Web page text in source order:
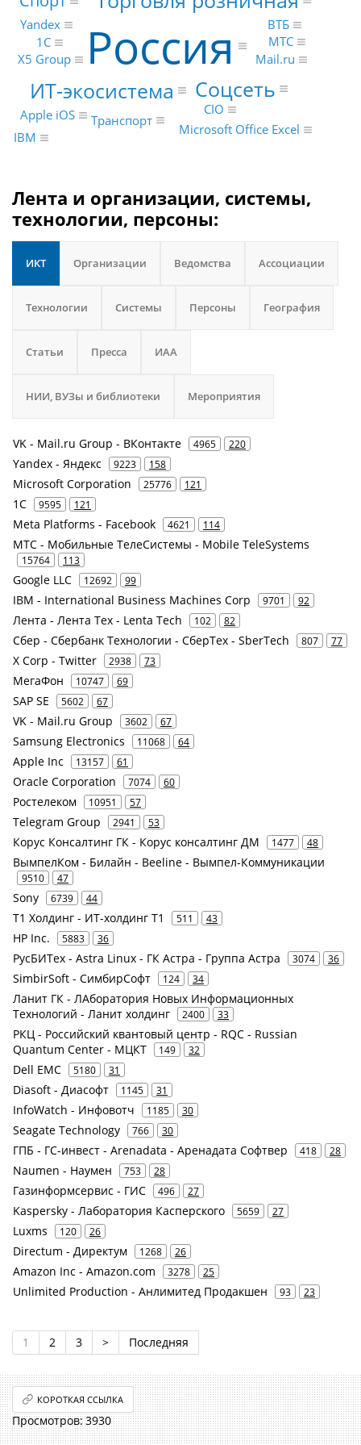
Россия
ИТ-экосистема Соцсеть
CIO
Apple iOS Транспорт
Yandex
Microsoft Office Excel
1С
X5 Group
Mail.ru
МТС
ВТБ
IBM
Лента и организации, системы,
технологии, персоны:
ИКТ Организации Ведомства Ассоциации
Технологии Системы Персоны География
Статьи Пресса ИАА
НИИ, ВУЗы и библиотеки Мероприятия
VK - Mail.ru Group - ВКонтакте 4965 220
Yandex - Яндекс 9223 158
Microsoft Corporation 25776 121
1С 9595 121
Meta Platforms - Facebook 4621 114
МТС - Мобильные ТелеСистемы - Mobile TeleSystems
15764 113
Google LLC 12692 99
IBM - International Business Machines Corp 9701 92
Лента - Лента Тех - Lenta Tech 102 82
Сбер - Сбербанк Технологии - СберТех - SberTech 807 77
X Corp - Twitter 2938 73
МегаФон 10747 69
SAP SE 5602 67
VK - Mail.ru Group 3602 67
Samsung Electronics 11068 64
Apple Inc 13157 61
Oracle Corporation 7074 60
Ростелеком 10951 57
Telegram Group 2941 53
Корус Консалтинг ГК - Корус консалтинг ДМ 1477 48
ВымпелКом - Билайн - Beeline - Вымпел-Коммуникации
9510 47
Sony 6739 44
Т1 Холдинг - ИТ-холдинг Т1 511 43
HP Inc. 5883 36
РусБИТех - Astra Linux - ГК Астра - Группа Астра 3074 36
SimbirSoft - СимбирСофт 124 34
Ланит ГК - ЛАборатория Новых Информационных
Технологий - Ланит холдинг
2400 33
РКЦ - Российский квантовый центр - RQC - Russian
Quantum Center - МЦКТ
149 32
Dell EMC 5180 31
Diasoft - Диасофт 1145 31
InfoWatch - Инфовотч 1185 30
Seagate Technology 766 30
ГПБ - ГС-инвест - Arenadata - Аренадата Софтвер 418 28
Naumen - Наумен 753 28
Газинформсервис - ГИС 496 27
Kaspersky - Лаборатория Касперского 5659 27
Luxms 120 26
Directum - Директум 1268 26
Amazon Inc - Amazon.com 3278 25
Unlimited Production - Анлимитед Продакшен 93 23
1 2 3 > Последняя
КОРОТКАЯ ССЫЛКА
3930